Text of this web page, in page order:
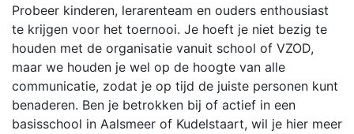
Probeer kinderen, lerarenteam en ouders enthousiast
te krijgen voor het toernooi. Je hoeft je niet bezig te
houden met de organisatie vanuit school of VZOD,
maar we houden je wel op de hoogte van alle
communicatie, zodat je op tijd de juiste personen kunt
benaderen. Ben je betrokken bij of actief in een
basisschool in Aalsmeer of Kudelstaart, wil je hier meer